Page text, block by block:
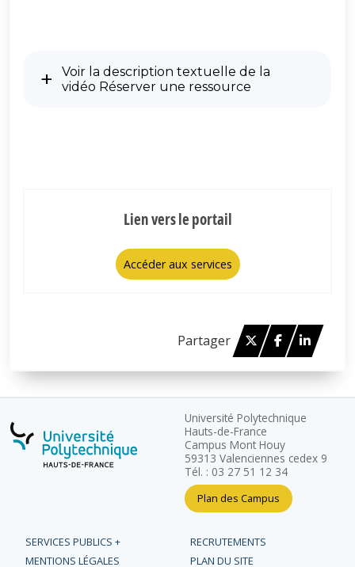
Voir la description textuelle de la
vidéo Réserver une ressource
Partager TwitterFacebook
Linked
Lien vers le portail
Accéder aux services
Université Polytechnique
Hauts-de-France
Campus Mont Houy
59313 Valenciennes cedex 9
Tél. : 03 27 51 12 34
Plan des Campus
SERVICES PUBLICS +
RECRUTEMENTS
MENTIONS LÉGALES
PLAN DU SITE